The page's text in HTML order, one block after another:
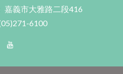
嘉義市大雅路二段416
6100